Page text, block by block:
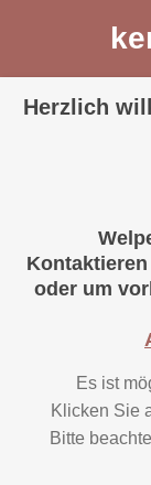
naar
deHerzlich
oder um
Es ist
Klicken Sie
Bitte